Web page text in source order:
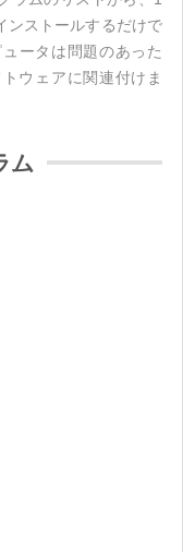
ンストールするだけで
ータは問題のあった
ウェアに関連付けま
ム